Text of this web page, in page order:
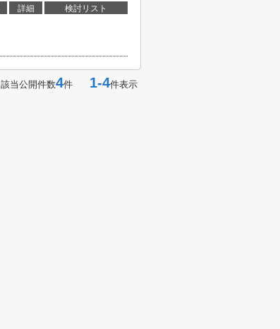
詳細 検討リスト
該当公開件数4件 1-4件表示